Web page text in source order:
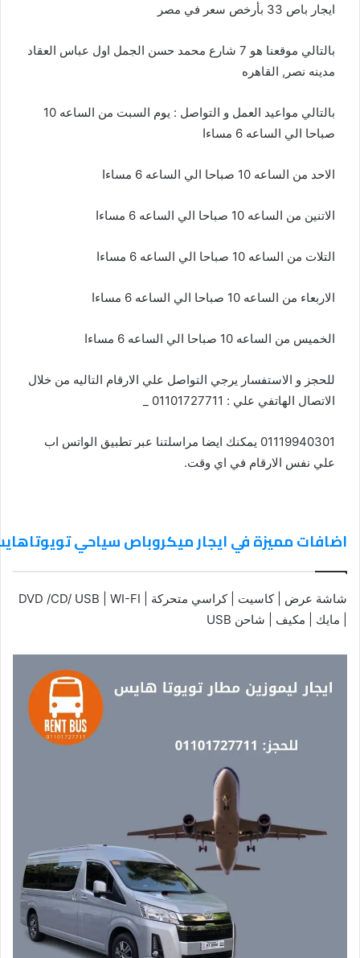
ايجار باص 33 بأرخص سعر في مصر
بالتالي موقعنا هو 7 شارع محمد حسن الجمل اول عباس العقاد
مدينه نصر, القاهره
بالتالي مواعيد العمل و التواصل : يوم السبت من الساعه 10
صباحا الي الساعه 6 مساءا
الاحد من الساعه 10 صباحا الي الساعه 6 مساءا
الاتنين من الساعه 10 صباحا الي الساعه 6 مساءا
التلات من الساعه 10 صباحا الي الساعه 6 مساءا
الاربعاء من الساعه 10 صباحا الي الساعه 6 مساءا
الخميس من الساعه 10 صباحا الي الساعه 6 مساءا
للحجز و الاستفسار يرجي التواصل علي الارقام التاليه من خلال
الاتصال الهاتفي علي : 01101727711 _
01119940301 يمكنك ايضا مراسلتنا عبر تطبيق الواتس اب
علي نفس الارقام في اي وقت.
اضافات مميزة في ايجار ميكروباص سياحي
شاشة عرض | كاسيت | كراسي متحركة | DVD /CD/ USB | WI-FI
| مايك | مكيف | شاحن USB